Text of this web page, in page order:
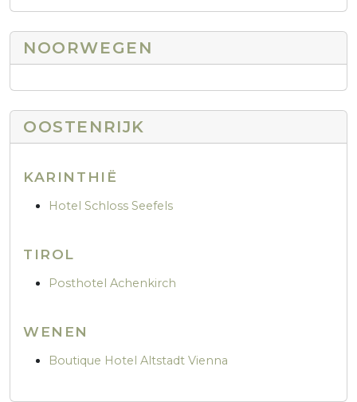
NOORWEGEN
OOSTENRIJK
KARINTHIË
Hotel Schloss Seefels
TIROL
Posthotel Achenkirch
WENEN
Boutique Hotel Altstadt Vienna